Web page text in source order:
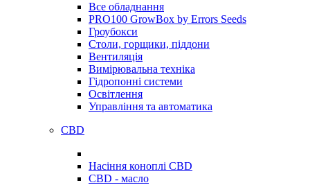
Все обладнання
PRO100 GrowBox by Errors Seeds
Гроубокси
Столи, горщики, піддони
Вентиляція
Вимірювальна техніка
Гідропонні системи
Освітлення
Управління та автоматика
CBD
Насіння коноплі CBD
CBD - масло